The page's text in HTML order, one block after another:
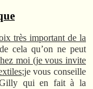
très important de la
cela qu’on ne peut
moi (je vous invite
;je vous conseille
qui en fait à la